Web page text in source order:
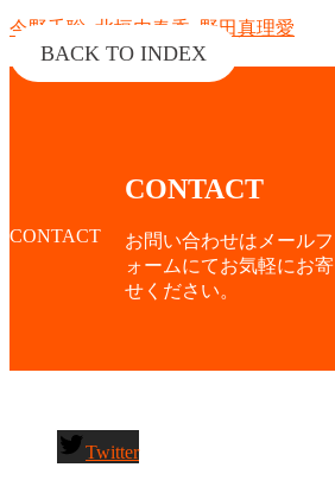
今野千聡 北垣内春香 野田真理愛
BACK TO INDEX
CONTACT
CONTACT
お問い合わせはメールフ
ォームにてお気軽にお寄
せください。
Twitter